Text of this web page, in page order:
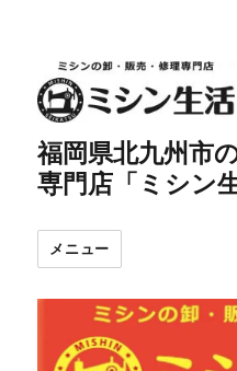
福岡県北九州市
専門店「ミシン
メニュー